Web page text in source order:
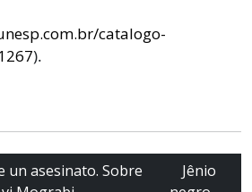
catalogo-
).
un asesinato. Sobre
Jênio